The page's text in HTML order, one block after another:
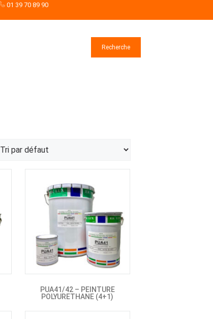
01 39 70 89 90
Recherche
PUA41/42 – PEINTURE
POLYURETHANE (4+1)